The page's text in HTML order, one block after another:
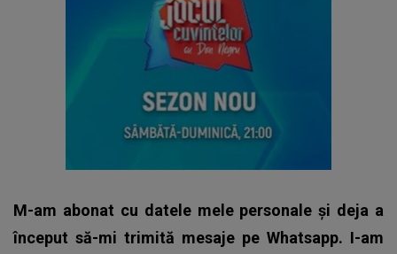
M-am abonat cu datele mele personale și deja a
început să-mi trimită mesaje pe Whatsapp. I-am